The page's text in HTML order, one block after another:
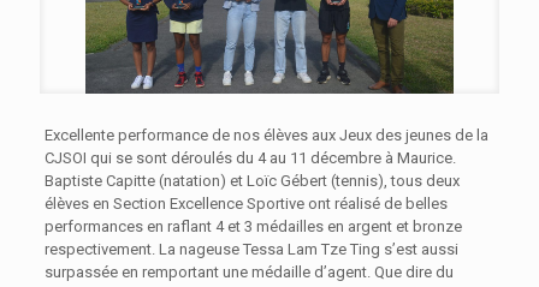
Excellente performance de nos élèves aux Jeux des jeunes de la
CJSOI qui se sont déroulés du 4 au 11 décembre à Maurice.
Baptiste Capitte (natation) et Loïc Gébert (tennis), tous deux
élèves en Section Excellence Sportive ont réalisé de belles
performances en raflant 4 et 3 médailles en argent et bronze
respectivement. La nageuse Tessa Lam Tze Ting s’est aussi
surpassée en remportant une médaille d’agent. Que dire du